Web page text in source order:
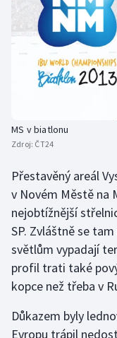
MS v biatlonu
Zdroj: ČT24
Přestavěný areál
v Novém Městě na
nejobtížnější
SP. Zvláštně se
světlům vypadají
profil trati také
kopce než třeba v
Důkazem byly
Evropu trápil